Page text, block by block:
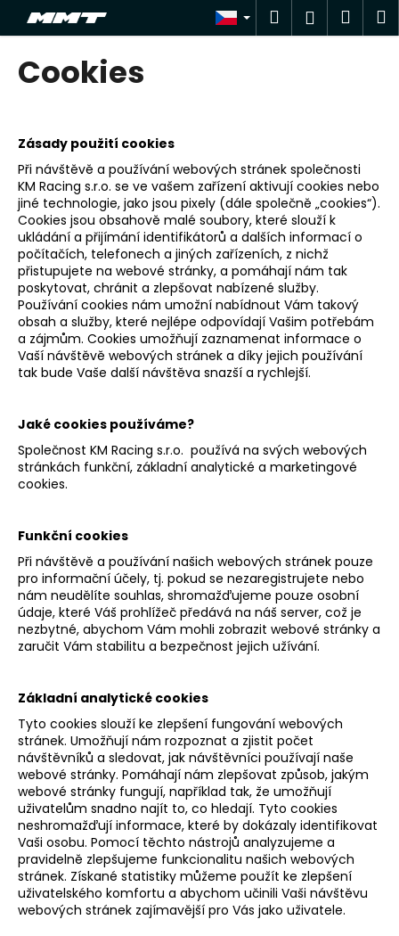
obsah
Hledat
Cookies
Zásady použití cookies
Při návštěvě a používání webových stránek společnosti
KM Racing s.r.o. se ve vašem zařízení aktivují cookies nebo
jiné technologie, jako jsou pixely (dále společně „cookies“).
Cookies jsou obsahově malé soubory, které slouží k
ukládání a přijímání identifikátorů a dalších informací o
počítačích, telefonech a jiných zařízeních, z nichž
přistupujete na webové stránky, a pomáhají nám tak
poskytovat, chránit a zlepšovat nabízené služby.
Používání cookies nám umožní nabídnout Vám takový
obsah a služby, které nejlépe odpovídají Vašim potřebám
a zájmům. Cookies umožňují zaznamenat informace o
Vaší návštěvě webových stránek a díky jejich používání
tak bude Vaše další návštěva snazší a rychlejší.
Jaké cookies používáme?
Společnost KM Racing s.r.o. používá na svých webových
stránkách funkční, základní analytické a marketingové
cookies.
Funkční cookies
Při návštěvě a používání našich webových stránek pouze
pro informační účely, tj. pokud se nezaregistrujete nebo
nám neudělíte souhlas, shromažďujeme pouze osobní
údaje, které Váš prohlížeč předává na náš server, což je
nezbytné, abychom Vám mohli zobrazit webové stránky a
zaručit Vám stabilitu a bezpečnost jejich užívání.
Základní analytické cookies
Tyto cookies slouží ke zlepšení fungování webových
stránek. Umožňují nám rozpoznat a zjistit počet
návštěvníků a sledovat, jak návštěvníci používají naše
webové stránky. Pomáhají nám zlepšovat způsob, jakým
webové stránky fungují, například tak, že umožňují
uživatelům snadno najít to, co hledají. Tyto cookies
neshromažďují informace, které by dokázaly identifikovat
Vaši osobu. Pomocí těchto nástrojů analyzujeme a
pravidelně zlepšujeme funkcionalitu našich webových
stránek. Získané statistiky můžeme použít ke zlepšení
uživatelského komfortu a abychom učinili Vaši návštěvu
webových stránek zajímavější pro Vás jako uživatele.
o
p
o
t
ř
e
b
u
j
e
t
e
a
j
í
t
HLEDAT
o
p
o
r
u
č
u
j
e
m
e